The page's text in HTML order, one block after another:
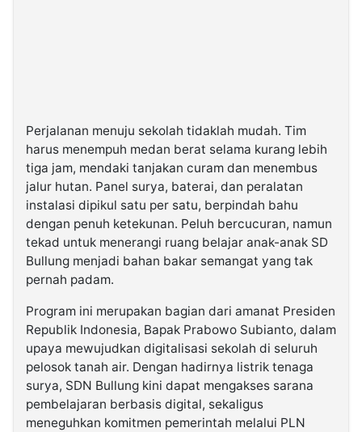
Perjalanan menuju sekolah tidaklah mudah. Tim
harus menempuh medan berat selama kurang lebih
tiga jam, mendaki tanjakan curam dan menembus
jalur hutan. Panel surya, baterai, dan peralatan
instalasi dipikul satu per satu, berpindah bahu
dengan penuh ketekunan. Peluh bercucuran, namun
tekad untuk menerangi ruang belajar anak-anak SD
Bullung menjadi bahan bakar semangat yang tak
pernah padam.
Program ini merupakan bagian dari amanat Presiden
Republik Indonesia, Bapak Prabowo Subianto, dalam
upaya mewujudkan digitalisasi sekolah di seluruh
pelosok tanah air. Dengan hadirnya listrik tenaga
surya, SDN Bullung kini dapat mengakses sarana
pembelajaran berbasis digital, sekaligus
meneguhkan komitmen pemerintah melalui PLN